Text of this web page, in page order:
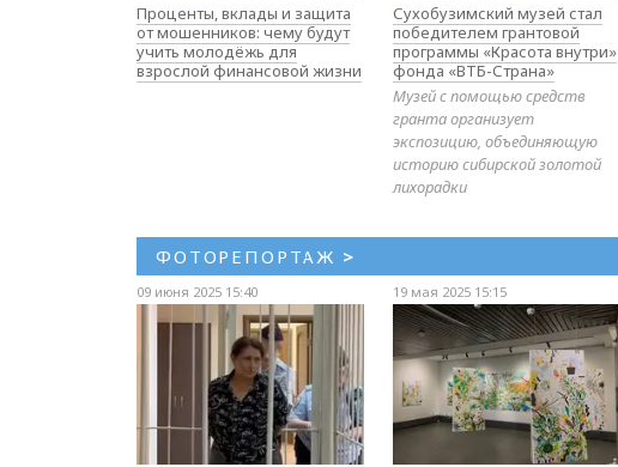
Проценты, вклады и защита
от мошенников: чему будут
учить молодёжь для
взрослой финансовой жизни
Сухобузимский музей стал
победителем грантовой
программы «Красота внутри»
фонда «ВТБ-Страна»
Музей с помощью средств
гранта организует
экспозицию, объединяющую
историю сибирской золотой
лихорадки
ФОТОРЕПОРТАЖ >
09 июня 2025 15:40 19 мая 2025 15:15